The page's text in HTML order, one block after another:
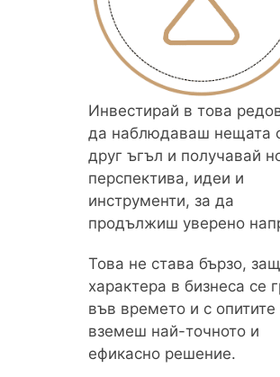
Инвестирай в това
да наблюдаваш нещата
друг ъгъл и получавай
перспектива, идеи и
инструменти, за да
продължиш уверено
Това не става бързо,
характера в бизнеса се
във времето и с опитите
вземеш най-точното и
ефикасно решение.